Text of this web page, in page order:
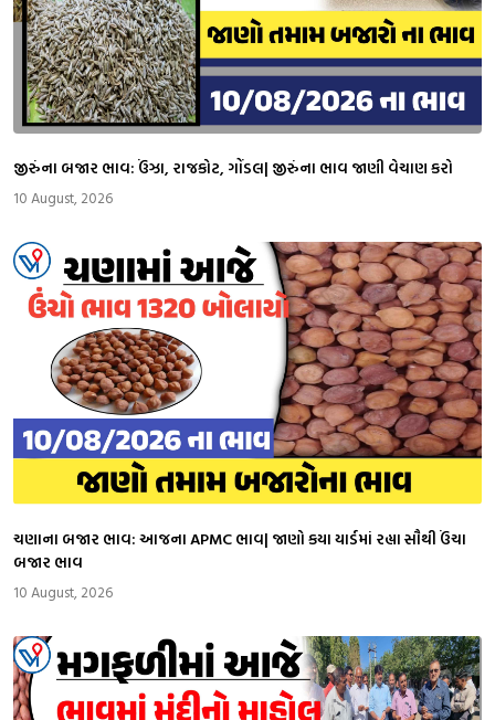
જીરુંના બજાર ભાવ: ઉંઝા, રાજકોટ, ગોંડલ| જીરુંના ભાવ જાણી વેચાણ કરો
10 August, 2026
ચણાના બજાર ભાવ: આજના APMC ભાવ| જાણો કયા યાર્ડમાં રહ્યા સૌથી ઉંચા
બજાર ભાવ
10 August, 2026